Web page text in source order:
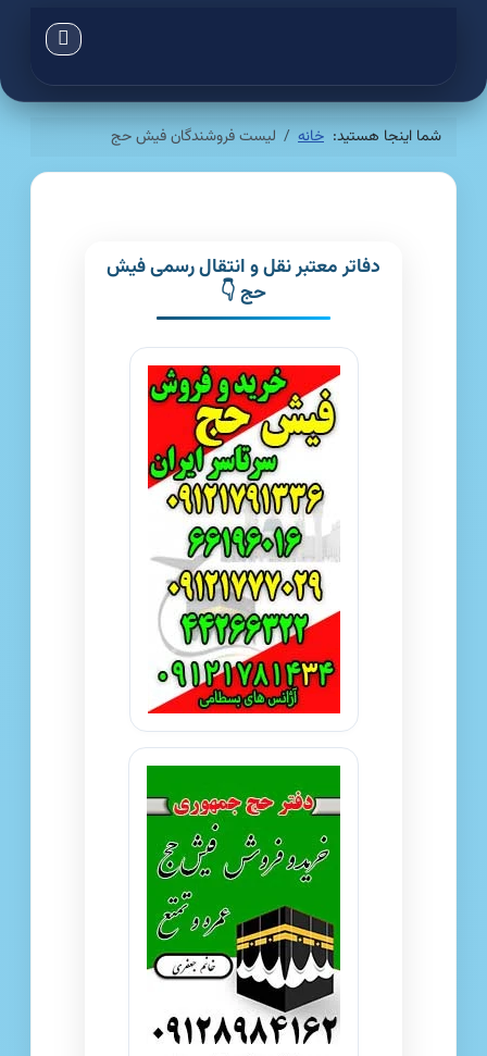
شما اینجا هستید: خانه لیست فروشندگان فیش حج
دفاتر معتبر نقل و انتقال رسمی فیش
حج 👇